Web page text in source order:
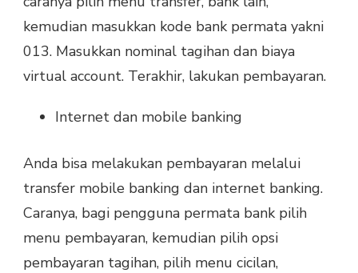
kemudian masukkan kode bank permata yakni
013. Masukkan nominal tagihan dan biaya
virtual account. Terakhir, lakukan pembayaran.
Internet dan mobile banking
Anda bisa melakukan pembayaran melalui
transfer mobile banking dan internet banking.
Caranya, bagi pengguna permata bank pilih
menu pembayaran, kemudian pilih opsi
pembayaran tagihan, pilih menu cicilan,